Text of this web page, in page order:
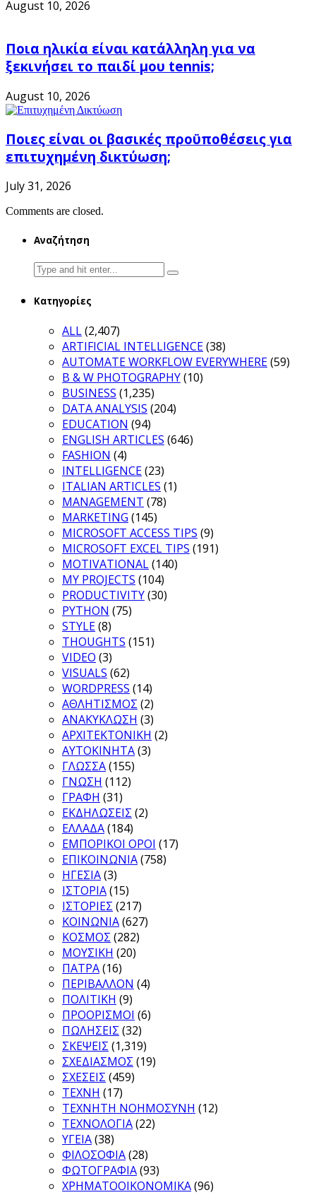
August 10, 2026
Ποια ηλικία είναι κατάλληλη για να
ξεκινήσει το παιδί μου tennis;
August 10, 2026
Ποιες είναι οι βασικές προϋποθέσεις για
επιτυχημένη δικτύωση;
July 31, 2026
Comments are closed.
Αναζήτηση
Search
for:
Κατηγορίες
ALL(2,407)
ARTIFICIAL INTELLIGENCE(38)
AUTOMATE WORKFLOW EVERYWHERE(59)
B & W PHOTOGRAPHY(10)
BUSINESS (1,235)
DATA ANALYSIS (204)
EDUCATION (94)
ENGLISH ARTICLES (646)
FASHION (4)
INTELLIGENCE(23)
ITALIAN ARTICLES (1)
MANAGEMENT (78)
MARKETING (145)
MICROSOFT ACCESS TIPS (9)
MICROSOFT EXCEL TIPS (191)
MOTIVATIONAL(140)
MY PROJECTS (104)
PRODUCTIVITY(30)
PYTHON (75)
STYLE(8)
THOUGHTS (151)
VIDEO (3)
VISUALS (62)
WORDPRESS (14)
ΑΘΛΗΤΙΣΜΟΣ (2)
ΑΝΑΚΥΚΛΩΣΗ (3)
ΑΡΧΙΤΕΚΤΟΝΙΚΗ (2)
ΑΥΤΟΚΙΝΗΤΑ(3)
ΓΛΩΣΣΑ(155)
ΓΝΩΣΗ (112)
ΓΡΑΦΗ (31)
ΕΚΔΗΛΩΣΕΙΣ (2)
ΕΛΛΑΔΑ(184)
ΕΜΠΟΡΙΚΟΙ ΟΡΟΙ (17)
ΕΠΙΚΟΙΝΩΝΙΑ(758)
ΗΓΕΣΙΑ(3)
ΙΣΤΟΡΙΑ(15)
ΙΣΤΟΡΙΕΣ (217)
ΚΟΙΝΩΝΙΑ(627)
ΚΟΣΜΟΣ (282)
ΜΟΥΣΙΚΗ (20)
ΠΑΤΡΑ(16)
ΠΕΡΙΒΑΛΛΟΝ (4)
ΠΟΛΙΤΙΚΗ (9)
ΠΡΟΟΡΙΣΜΟΙ (6)
ΠΩΛΗΣΕΙΣ (32)
ΣΚΕΨΕΙΣ (1,319)
ΣΧΕΔΙΑΣΜΟΣ (19)
ΣΧΕΣΕΙΣ (459)
ΤΕΧΝΗ (17)
ΤΕΧΝΗΤΗ ΝΟΗΜΟΣΥΝΗ (12)
ΤΕΧΝΟΛΟΓΙΑ(22)
ΥΓΕΙΑ(38)
ΦΙΛΟΣΟΦΙΑ(28)
ΦΩΤΟΓΡΑΦΙΑ(93)
ΧΡΗΜΑΤΟΟΙΚΟΝΟΜΙΚΑ(96)